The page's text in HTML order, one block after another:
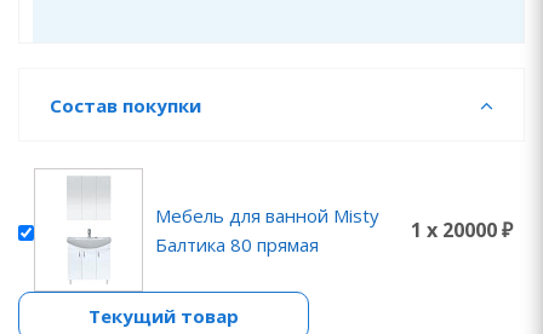
Состав покупки
Мебель для ванной Misty
Балтика 80 прямая
1 x 20000 ₽
Текущий товар